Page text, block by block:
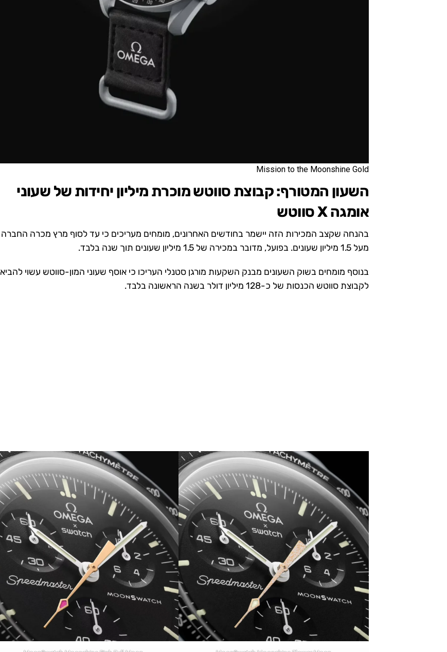
Mission to the Moonshine Gold
השעון המטורף: קבוצת סווטש מוכרת מיליון יחידות של שעוני
אומגה X סווטש
בהנחה שקצב המכירות הזה יישמר בחודשים האחרונים, מומחים מעריכים כי עד לסוף מרץ מכרה החברה
מעל 1.5 מיליון שעונים. בפועל, מדובר במכירה של 1.5 מיליון שעונים תוך שנה בלבד.
בנוסף מומחים בשוק השעונים מבנק השקעות מורגן סטנלי העריכו כי אוסף שעוני המון-סווטש עשוי להביא
לקבוצת סווטש הכנסות של כ-128 מיליון דולר בשנה הראשונה בלבד.